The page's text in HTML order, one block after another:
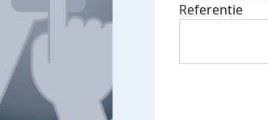
Referentie